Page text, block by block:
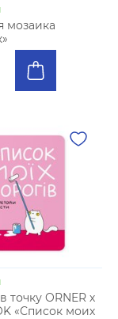
мозаика
точку ORNER х
«Список моих